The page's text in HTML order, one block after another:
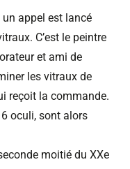
appel est lancé
C’est le peintre
et ami de
les vitraux de
reçoit la commande.
oculi, sont alors
moitié du XXe